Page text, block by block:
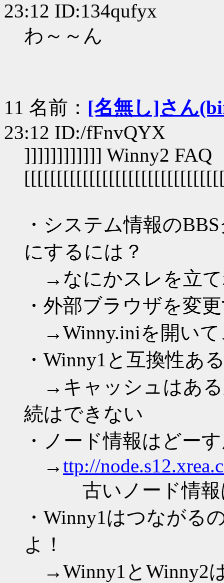
23:12 ID:134qufyx
わ～～ん
11 名前： [名無し]さん
23:12 ID:/fFnvQYX
]]]]]]]]]]]] Winny2 FAQ
・システム情報の
にするには？
→なにかスレを立て
・外部ブラウザを変
→Winny.iniを開いて
・Winny1と互換性あ
→キャッシュはある
続はできない
・ノード情報はどー
→ttp://
古いノード情報
・Winny1はつながる
よ！
→Winny1とWinny2